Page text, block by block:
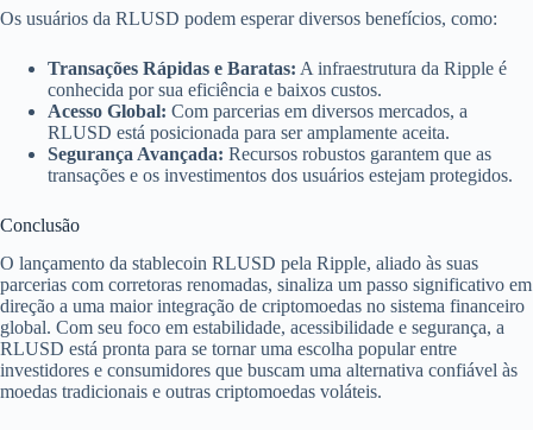
Os usuários da RLUSD podem esperar diversos benefícios, como:
Transações Rápidas e Baratas: A infraestrutura da Ripple é
conhecida por sua eficiência e baixos custos.
Acesso Global: Com parcerias em diversos mercados, a
RLUSD está posicionada para ser amplamente aceita.
Segurança Avançada: Recursos robustos garantem que as
transações e os investimentos dos usuários estejam protegidos.
Conclusão
O lançamento da stablecoin RLUSD pela Ripple, aliado às suas
parcerias com corretoras renomadas, sinaliza um passo significativo em
direção a uma maior integração de criptomoedas no sistema financeiro
global. Com seu foco em estabilidade, acessibilidade e segurança, a
RLUSD está pronta para se tornar uma escolha popular entre
investidores e consumidores que buscam uma alternativa confiável às
moedas tradicionais e outras criptomoedas voláteis.